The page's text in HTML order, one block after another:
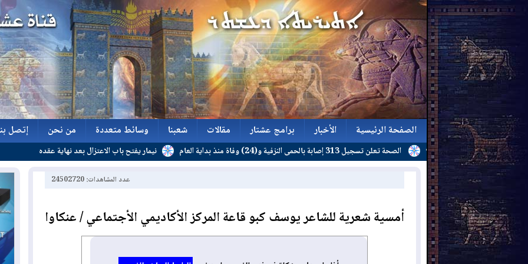
الصفحة الرئيسية
الصفحة الرئيسية
الأخبار
الأخبار
برامج عشتار
برامج عشتار
مقالات
مقالات
شعبنا
شعبنا
وسائط متعددة
وسائط متعددة
من نحن
من نحن
إتصل
أن هاتفك مخترق؟ الصحة تعلن تسجيل 313 إصابة بالحمى النزفية و(24) وفاة منذ بداية العام نيمار يفتح باب الاعتزال بعد نهاية عقده
عدد المشاهدات: 24502720
أمسية شعرية للشاعر يوسف كبو قاعة المركز الأكاديمي الأجتماعي / عنكاوا